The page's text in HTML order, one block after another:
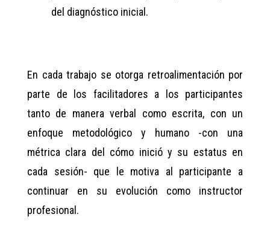
del diagnóstico inicial.
En cada trabajo se otorga retroalimentación por
parte de los facilitadores a los participantes
tanto de manera verbal como escrita, con un
enfoque metodológico y humano -con una
métrica clara del cómo inició y su estatus en
cada sesión- que le motiva al participante a
continuar en su evolución como instructor
profesional.